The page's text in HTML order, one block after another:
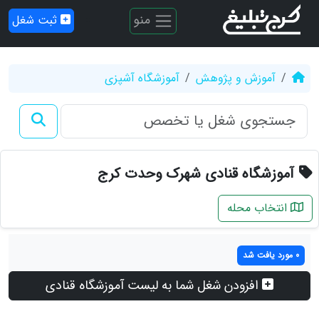
منو ثبت شغل
آموزش و پژوهش آموزشگاه آشپزی
آموزشگاه قنادی شهرک وحدت کرج
انتخاب محله
0 مورد یافت شد
افزودن شغل شما به لیست آموزشگاه قنادی